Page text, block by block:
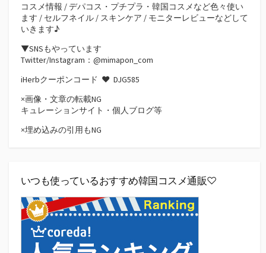
コスメ情報 / デパコス・プチプラ・韓国コスメなど色々使い
ます / セルフネイル / スキンケア / モニターレビューなどして
いきます♪
▼SNSもやっています
Twitter/Instagram：@mimapon_com
iHerbクーポンコード ♥ DJG585
×画像・文章の転載NG
キュレーションサイト・個人ブログ等
×埋め込みの引用もNG
いつも使っているおすすめ韓国コスメ通販♡